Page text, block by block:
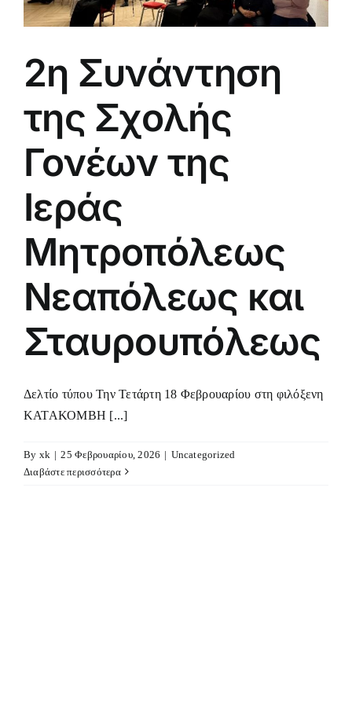
2η Συνάντηση
της Σχολής
Γονέων της
Ιεράς
Μητροπόλεως
Νεαπόλεως και
Σταυρουπόλεως
Δελτίο τύπου Την Τετάρτη 18 Φεβρουαρίου στη φιλόξενη
ΚΑΤΑΚΟΜΒΗ [...]
By xk | 25 Φεβρουαρίου, 2026 | Uncategorized
Διαβάστε περισσότερα